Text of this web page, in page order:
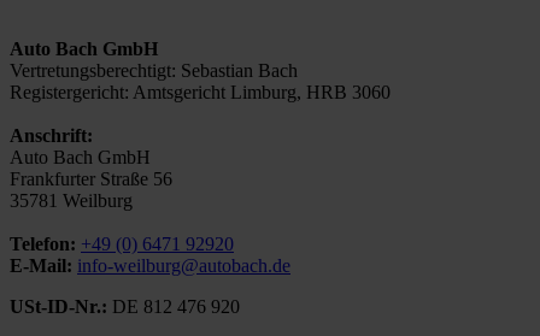
Auto Bach GmbH
Vertretungsberechtigt: Sebastian Bach
Registergericht: Amtsgericht Limburg, HRB 3060
Anschrift:
Auto Bach GmbH
Frankfurter Straße 56
35781 Weilburg
Telefon: +49 (0) 6471 92920
E-Mail: info-weilburg@autobach.de
USt-ID-Nr.: DE 812 476 920